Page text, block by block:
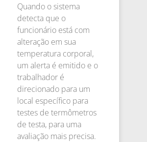
Quando o sistema
detecta que o
funcionário está com
alteração em sua
temperatura corporal,
um alerta é emitido e o
trabalhador é
direcionado para um
local específico para
testes de termômetros
de testa, para uma
avaliação mais precisa.